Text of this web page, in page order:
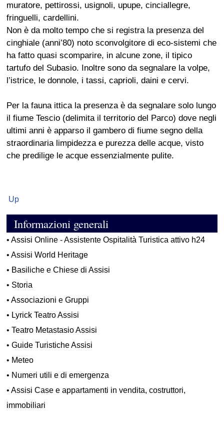
muratore, pettirossi, usignoli, upupe, cinciallegre,
fringuelli, cardellini.
Non è da molto tempo che si registra la presenza del
cinghiale (anni’80) noto sconvolgitore di eco-sistemi che
ha fatto quasi scomparire, in alcune zone, il tipico
tartufo del Subasio. Inoltre sono da segnalare la volpe,
l’istrice, le donnole, i tassi, caprioli, daini e cervi.
Per la fauna ittica la presenza è da segnalare solo lungo
il fiume Tescio (delimita il territorio del Parco) dove negli
ultimi anni è apparso il gambero di fiume segno della
straordinaria limpidezza e purezza delle acque, visto
che predilige le acque essenzialmente pulite.
Up
Informazioni generali
•Assisi Online - Assistente Ospitalità Turistica attivo h24
•Assisi World Heritage
• Basiliche e Chiese di Assisi
• Storia
•Associazioni e Gruppi
• Lyrick Teatro Assisi
•Teatro Metastasio Assisi
•Guide Turistiche Assisi
• Meteo
• Numeri utili e di emergenza
•Assisi Case e appartamenti in vendita, costruttori,
immobiliari